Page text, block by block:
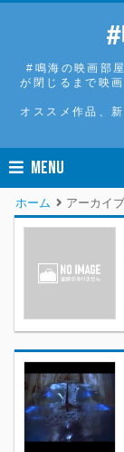
#鳴海の映画部
が閉じるまで映
オススメ作品、
MENU
ホーム アーカイ